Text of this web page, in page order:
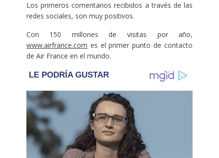
Los primeros comentarios recibidos a través de las
redes sociales, son muy positivos.
Con 150 millones de visitas por año,
www.airfrance.com es el primer punto de contacto
de Air France en el mundo.